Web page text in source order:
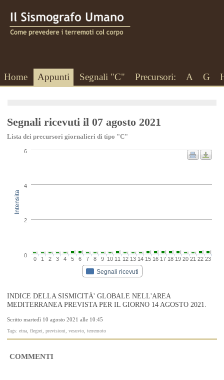
Home Appunti Segnali "C" Precursori: A G
Segnali ricevuti il 07 agosto 2021
Lista dei precursori giornalieri di tipo "C"
Intensita
Segnali ricevuti
0 1 2 3 4 5 6 7 8 9 10 11 12 13 14 15 16 17 18 19 20 21 22 23
0
2
4
6
INDICE DELLA SISMICITÀ' GLOBALE NELL'AREA
MEDITERRANEA PREVISTA PER IL GIORNO 14 AGOSTO 2021.
Scritto martedì 10 agosto 2021 alle 10:45
Tags: etna, flegrei, previsioni, vesuvio, terremoto
COMMENTI